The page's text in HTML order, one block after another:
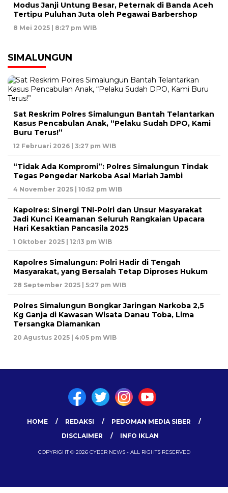
Modus Janji Untung Besar, Peternak di Banda Aceh
Tertipu Puluhan Juta oleh Pegawai Barbershop
8 Mei 2025 | 8:27 pm WIB
SIMALUNGUN
Sat Reskrim Polres Simalungun Bantah Telantarkan
Kasus Pencabulan Anak, “Pelaku Sudah DPO, Kami
Buru Terus!”
12 Februari 2026 | 3:27 pm WIB
“Tidak Ada Kompromi”: Polres Simalungun Tindak
Tegas Pengedar Narkoba Asal Mariah Jambi
4 November 2025 | 10:52 pm WIB
Kapolres: Sinergi TNI-Polri dan Unsur Masyarakat
Jadi Kunci Keamanan Seluruh Rangkaian Upacara
Hari Kesaktian Pancasila 2025
1 Oktober 2025 | 12:13 pm WIB
Kapolres Simalungun: Polri Hadir di Tengah
Masyarakat, yang Bersalah Tetap Diproses Hukum
28 September 2025 | 5:27 pm WIB
Polres Simalungun Bongkar Jaringan Narkoba 2,5
Kg Ganja di Kawasan Wisata Danau Toba, Lima
Tersangka Diamankan
20 Agustus 2025 | 4:05 pm WIB
HOME REDAKSI
PEDOMAN MEDIA SIBER
DISCLAIMER
INFO IKLAN
COPYRIGHT © 2026 CYBER NEWS - ALL RIGHTS RESERVED